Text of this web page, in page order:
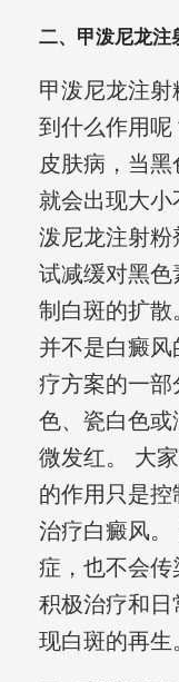
二、甲泼尼龙注
甲泼尼龙注
到什么作用
皮肤病，当
就会出现大
泼尼龙注射
试减缓对黑
制白斑的扩散
并不是白癜风
疗方案的一部
色、瓷白色
微发红。 大
的作用只是
治疗白癜风
症，也不会
积极治疗和
现白斑的再生